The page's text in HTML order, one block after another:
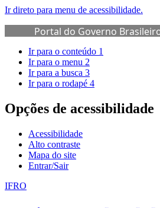
Ir direto para menu de acessibilidade.
Portal do Governo
Ir para o conteúdo 1
Ir para o menu 2
Ir para a busca 3
Ir para o rodapé 4
Opções de acessibilidade
Acessibilidade
Alto contraste
Mapa do site
Entrar/Sair
IFRO